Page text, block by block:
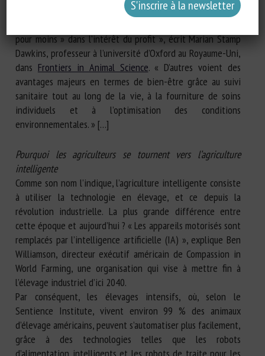
technologies comme une menace directe pour les animaux
pour moins » dans l’intérêt du profit », écrit Marian Stamp
Dawkins, professeur à l’université d’Oxford au Royaume-Uni,
dans Frontiers in Animal Science. « D’autres voient des
avantages majeurs en termes de bien-être grâce au suivi
sanitaire tout au long de la vie, à la fourniture de soins
individuels et à l’optimisation des conditions
environnementales. » […]
Pourquoi les agriculteurs se tournent vers l’agriculture
intelligente
Comme son nom l’indique, l’agriculture intelligente consiste
à utiliser la technologie en élevage, et ce depuis la
révolution industrielle. La plus grande différence entre
cette époque et aujourd’hui ? « Les appareils motorisés sont
remplacés par l’intelligence artificielle (IA) », explique Ben
Williamson, directeur exécutif américain de Compassion in
World Farming, une organisation qui vise à mettre fin à
l’élevage industriel d’ici 2040.
Par conséquent, les élevages intensifs, où, selon le
Sentience Institute, vivent environ 99 % des animaux
d’élevage américains, peuvent s’automatiser plus facilement,
grâce à des technologies telles que les robots